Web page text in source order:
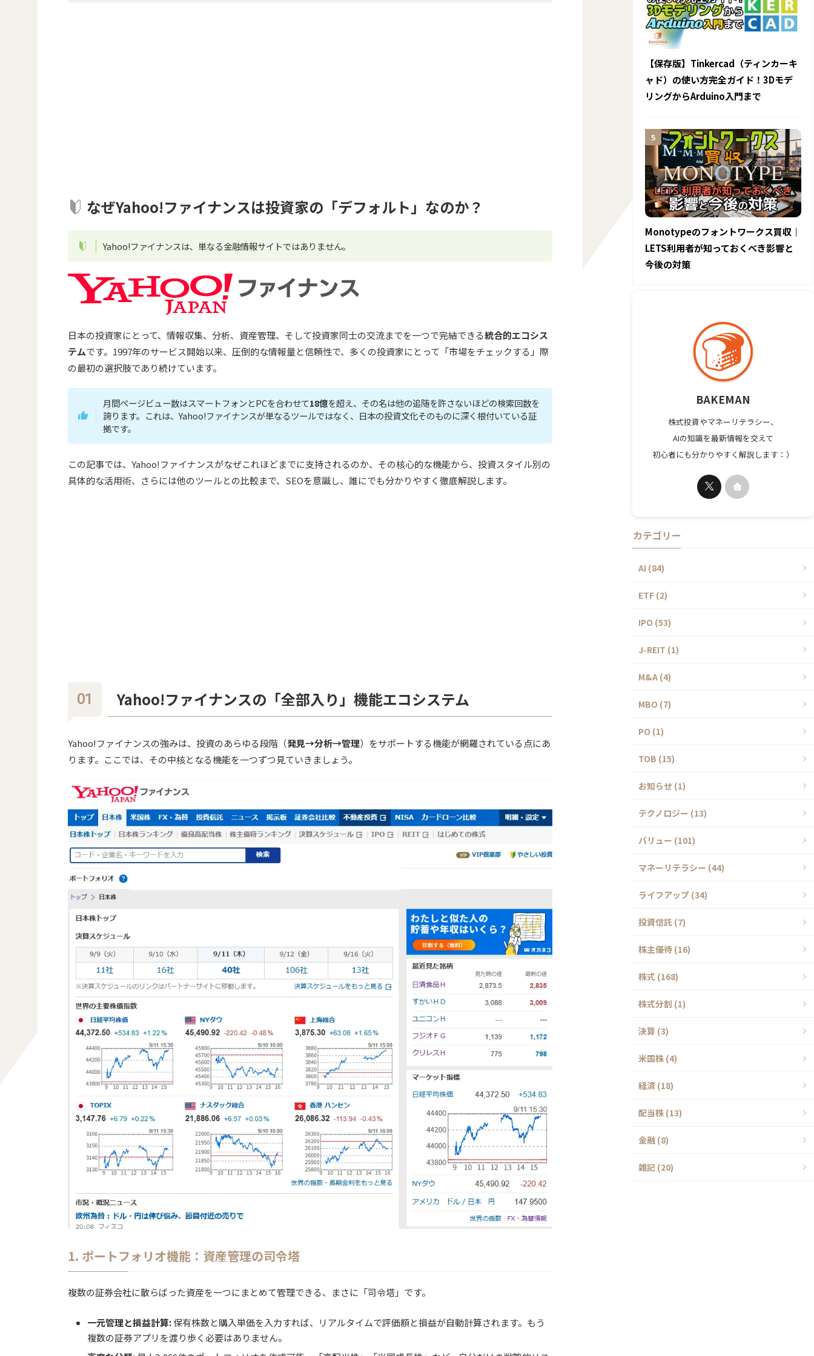
なぜYahoo!ファイナンスは投資家の「デフォルト」なのか？
Yahoo!ファイナンスは、単なる金融情報サイトではありません。
日本の投資家にとって、情報収集、分析、資産管理、そして投資家同士の交流までを一つで完結できる統合的エコシス
テムです。1997年のサービス開始以来、圧倒的な情報量と信頼性で、多くの投資家にとって「市場をチェックする」際
の最初の選択肢であり続けています。
月間ページビュー数はスマートフォンとPCを合わせて18億を超え、その名は他の追随を許さないほどの検索回数を
誇ります。これは、Yahoo!ファイナンスが単なるツールではなく、日本の投資文化そのものに深く根付いている証
拠です。
この記事では、Yahoo!ファイナンスがなぜこれほどまでに支持されるのか、その核心的な機能から、投資スタイル別の
具体的な活用術、さらには他のツールとの比較まで、SEOを意識し、誰にでも分かりやすく徹底解説します。
Yahoo!ファイナンスの「全部入り」機能エコシステム
Yahoo!ファイナンスの強みは、投資のあらゆる段階（発見→分析→管理）をサポートする機能が網羅されている点にあ
ります。ここでは、その中核となる機能を一つずつ見ていきましょう。
1. ポートフォリオ機能：資産管理の司令塔
複数の証券会社に散らばった資産を一つにまとめて管理できる、まさに「司令塔」です。
一元管理と損益計算:保有株数と購入単価を入力すれば、リアルタイムで評価額と損益が自動計算されます。もう
複数の証券アプリを渡り歩く必要はありません。
【保存版】Tinkercad（ティンカーキ
ャド）の使い方完全ガイド！3Dモデ
リングからArduino入門まで
Monotypeのフォントワークス買収｜
LETS利用者が知っておくべき影響と
今後の対策
BAKEMAN
株式投資やマネーリテラシー、
AIの知識を最新情報を交えて
初心者にも分かりやすく解説します：）
カテゴリー
AI (84)
ETF (2)
IPO (53)
J-REIT (1)
M&A (4)
MBO (7)
PO (1)
TOB (15)
お知らせ (1)
テクノロジー (13)
バリュー (101)
マネーリテラシー (44)
ライフアップ (34)
投資信託 (7)
株主優待 (16)
株式 (168)
株式分割 (1)
決算 (3)
米国株 (4)
経済 (18)
配当株 (13)
金融 (8)
雑記 (20)